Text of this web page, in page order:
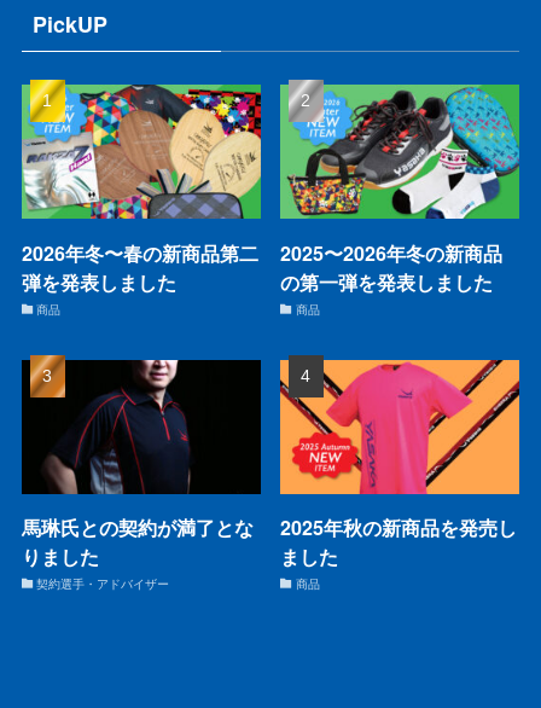
PickUP
2026年冬〜春の新商品第二
弾を発表しました
商品
2025〜2026年冬の新商品
の第一弾を発表しました
商品
馬琳氏との契約が満了とな
りました
契約選手・アドバイザー
2025年秋の新商品を発売し
ました
商品